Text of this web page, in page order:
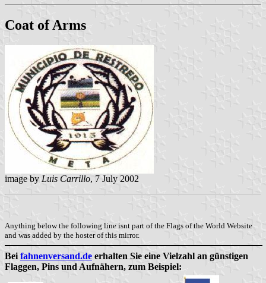
Coat of Arms
image by Luis Carrillo, 7 July 2002
Anything below the following line isnt part of the Flags of the World Website
and was added by the hoster of this mirror.
Bei fahnenversand.de erhalten Sie eine Vielzahl an günstigen
Flaggen, Pins und Aufnähern, zum Beispiel: